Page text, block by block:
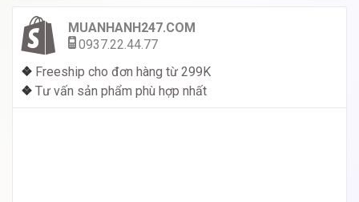
MUANHANH247.COM
0937.22.44.77
❖ Freeship cho đơn hàng từ 299K
❖ Tư vấn sản phẩm phù hợp nhất